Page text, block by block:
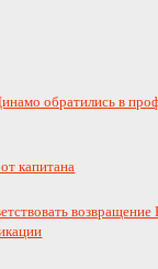
обратились в
капитана